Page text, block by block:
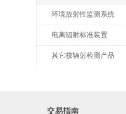
环境放射性监测系统
电离辐射标准装置
其它核辐射检测产品
交易指南